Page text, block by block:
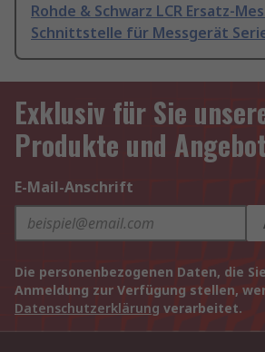
Rohde & Schwarz LCR Ersatz-
Schnittstelle für Messgerät
Exklusiv für Sie
Produkte und
E-Mail-Anschrift
Die personenbezogenen Daten, die
Anmeldung zur Verfügung stellen,
Datenschutzerklärung verarbeitet.